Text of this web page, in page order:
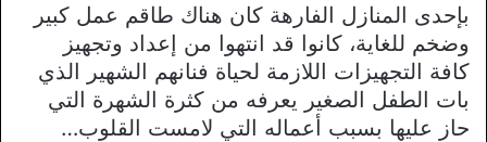
بإحدى المنازل الفارهة كان هناك طاقم عمل كبير
وضخم للغاية، كانوا قد انتهوا من إعداد وتجهيز
كافة التجهيزات اللازمة لحياة فنانهم الشهير الذي
بات الطفل الصغير يعرفه من كثرة الشهرة التي
حاز عليها بسبب أعماله التي لامست القلوب…